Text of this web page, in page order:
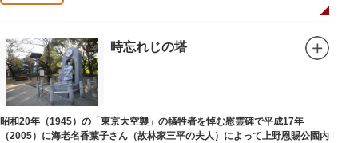
時忘れじの塔
昭和20年（1945）の「東京大空襲」の犠牲者を悼む慰霊碑で平成17年
（2005）に海老名香葉子さん（故林家三平の夫人）によって上野恩賜公園内